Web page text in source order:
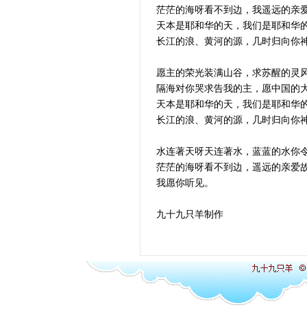
茫茫的海呀看不到边，我遥远的亲
天本是耶和华的天，我们是耶和华
长江的浪、黄河的源，几时归向你
愿主的荣光装满山谷，求苏醒的灵
隔海对你哭求告我的主，愿中国的
天本是耶和华的天，我们是耶和华
长江的浪、黄河的源，几时归向你
水连著天呀天连著水，蓝蓝的水你
茫茫的海呀看不到边，遥远的亲爱
我愿你听见。
九十九只羊制作